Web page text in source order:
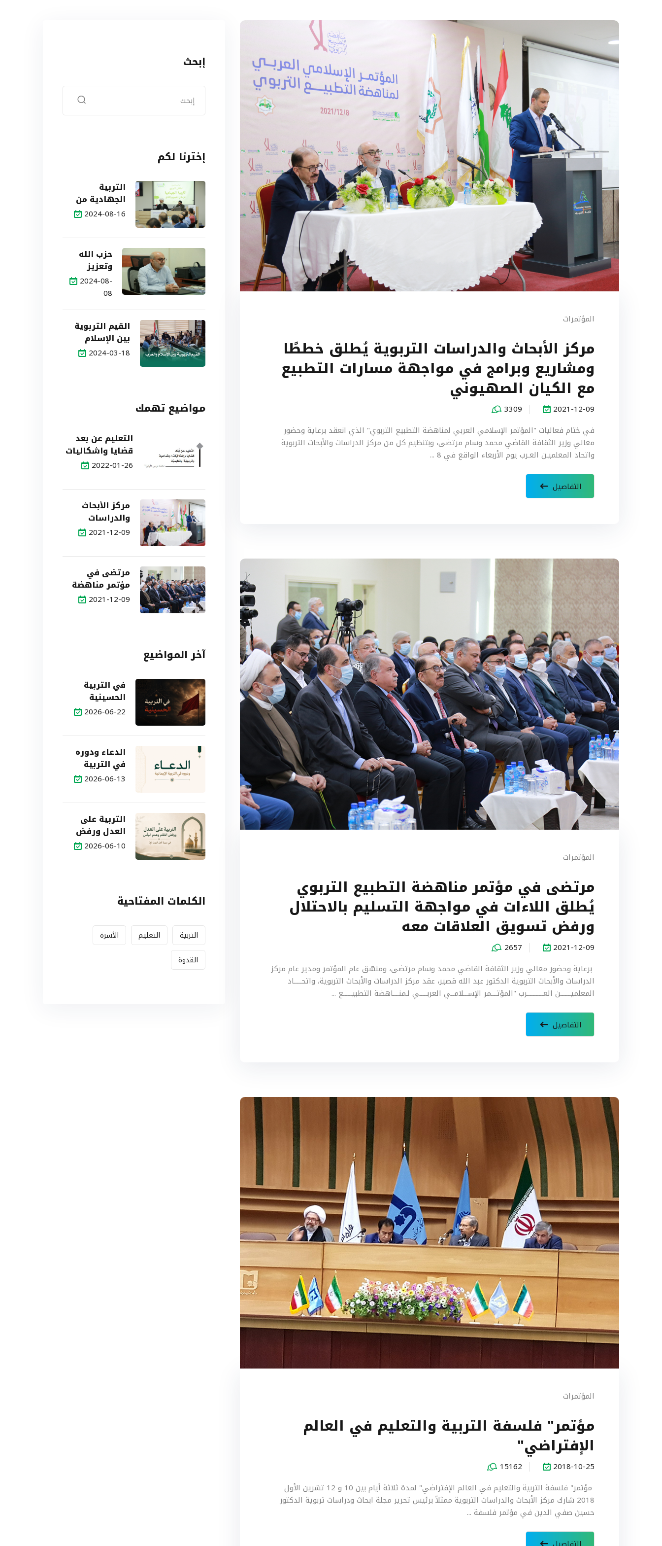
المؤتمرات
مركز الأبحاث والدراسات التربوية يُطلق خططًا
ومشاريع وبرامج في مواجهة مسارات التطبيع
مع الكيان الصهيوني
2021-12-09
3309
في ختام فعاليات "المؤتمر الإسلامي العربي لمناهضة التطبيع التربوي" الذي انعقد برعاية وحضور
معالي وزير الثقافة القاضي محمد وسام مرتضى، وبتنظيم كل من مركز الدراسات والأبحاث التربوية
واتحاد المعلميـن العـرب يوم الأربعاء الواقع في 8 ...
التفاصيل
المؤتمرات
مرتضى في مؤتمر مناهضة التطبيع التربوي
يُطلق اللاءات في مواجهة التسليم بالاحتلال
ورفض تسويق العلاقات معه
2021-12-09
2657
برعاية وحضور معالي وزير الثقافة القاضي محمد وسام مرتضى، ومنسّق عام المؤتمر ومدير عام مركز
الدراسات والأبحاث التربوية الدكتور عبد الله قصير، عقد مركز الدراسات والأبحاث التربوية، واتحـــــاد
المعلميـــــــن العـــــــــــرب "المؤتــــمر الإســـلامــي العربـــــي لـمنــــاهضة التطبيــــــع ...
التفاصيل
المؤتمرات
مؤتمر" فلسفة التربية والتعليم في العالم
الإفتراضي"
2018-10-25
15162
مؤتمر" فلسفة التربية والتعليم في العالم الإفتراضي" لمدة ثلاثة أيام بين 10 و 12 تشرين الأول
2018 شارك مركز الأبحاث والدراسات التربوية ممثلاً برئيس تحرير مجلة ابحاث ودراسات تربوية الدكتور
حسين صفي الدين في مؤتمر فلسفة ...
إبحث
إخترنا لكم
التربية
الجهادية من
التحديات إلى
2024-08-16
حزب الله
وتعزيز
التربية
المقاوِمة:
لمواجهة
الهيمنة
2024-08-
08
القيم التربوية
بين الإسلام
والغرب
2024-03-18
مواضيع تهمك
التعليم عن بعد
قضايا واشكاليات
اجتماعية وتربوبة
2022-01-26
مركز الأبحاث
والدراسات
التربوية يُطلق
وبرامج في
مواجهة مسارات
التطبيع مع
الكيان
الصهيوني
2021-12-09
مرتضى في
مؤتمر مناهضة
التطبيع التربوي
2021-12-09
آخر المواضيع
في التربية
الحسينية
2026-06-22
الدعاء ودوره
في التربية
الإيمانية
2026-06-13
التربية على
العدل ورفض
الظلم وعدم
2026-06-10
الكلمات المفتاحية
التربية التعليم
الأسرة
القدوة